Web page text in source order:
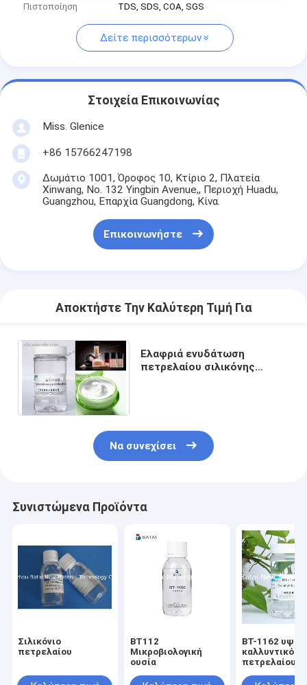
Πιστοποίηση
TDS, SDS, COA, SGS
Δείτε περισσότερων
Στοιχεία Επικοινωνίας
Miss. Glenice
+86 15766247198
Δωμάτιο 1001, Όροφος 10, Κτίριο 2, Πλατεία
Xinwang, No. 132 Yingbin Avenue,, Περιοχή Huadu,
Guangzhou, Επαρχία Guangdong, Κίνα.
Επικοινωνήστε
Αποκτήστε Την Καλύτερη Τιμή Για
Ελαφριά ενυδάτωση
πετρελαίου σιλικόνης
Να συνεχίσει
Συνιστώμενα Προϊόντα
Σιλικόνιο
πετρελαίου
BT112
Μικροβιολογική
ουσία
BT-1162
καλλυντικός
πετρελαίου
καλωδίων